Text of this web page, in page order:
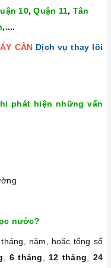
10,Quận 11, Tân
,....
CẦN Dịch vụ thay lõi
phát hiện những vấn
nước?
năm, hoặc tổng số
,6 tháng 12 tháng
24